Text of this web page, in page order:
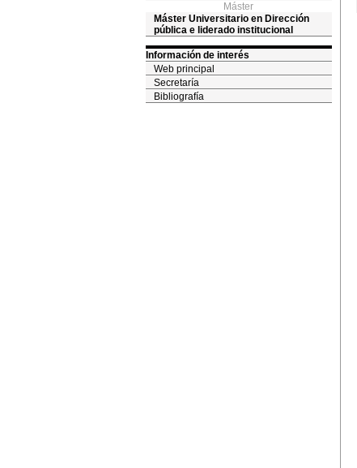
Máster
Máster Universitario en Dirección
pública e liderado institucional
Información de interés
Web principal
Secretaría
Bibliografía